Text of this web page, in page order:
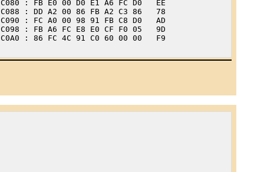
C0A0 : 86 FC 4C 91 C0 60 00 00   F9